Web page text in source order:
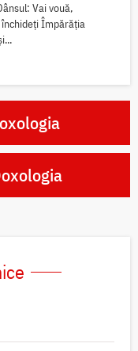
Vai vouă,
Împărăția